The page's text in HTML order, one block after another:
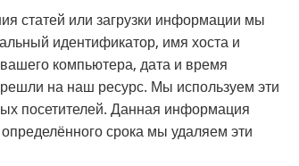
статей или загрузки информации мы
идентификатор, имя хоста и
компьютера, дата и время
на наш ресурс. Мы используем эти
посетителей. Данная информация
срока мы удаляем эти